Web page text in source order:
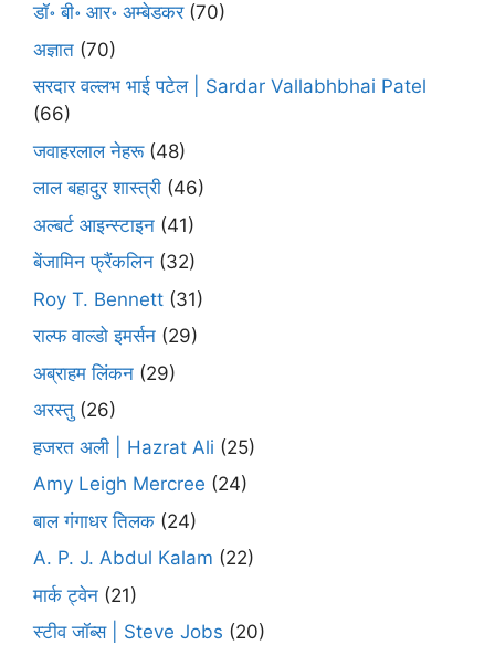
डॉ॰ बी॰ आर॰ अम्बेडकर(70)
अज्ञात (70)
सरदार वल्लभ भाई पटेल | Sardar Vallabhbhai Patel
(66)
जवाहरलाल नेहरू(48)
लाल बहादुर शास्त्री (46)
अल्बर्ट आइन्स्टाइन (41)
बेंजामिन फ्रैंकलिन (32)
Roy T. Bennett (31)
राल्फ वाल्डो इमर्सन (29)
अब्राहम लिंकन (29)
अरस्तु (26)
हजरत अली | Hazrat Ali (25)
Amy Leigh Mercree (24)
बाल गंगाधर तिलक (24)
A. P. J. Abdul Kalam (22)
मार्क ट्वेन (21)
स्टीव जॉब्स | Steve Jobs (20)